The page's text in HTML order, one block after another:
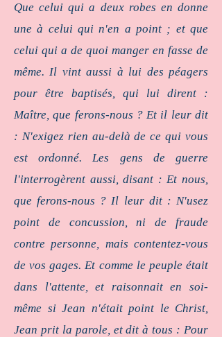
Que celui qui a deux robes en donne
une à celui qui n'en a point ; et que
celui qui a de quoi manger en fasse de
même. Il vint aussi à lui des péagers
pour être baptisés, qui lui dirent :
Maître, que ferons-nous ? Et il leur dit
: N'exigez rien au-delà de ce qui vous
est ordonné. Les gens de guerre
l'interrogèrent aussi, disant : Et nous,
que ferons-nous ? Il leur dit : N'usez
point de concussion, ni de fraude
contre personne, mais contentez-vous
de vos gages. Et comme le peuple était
dans l'attente, et raisonnait en soi-
même si Jean n'était point le Christ,
Jean prit la parole, et dit à tous : Pour